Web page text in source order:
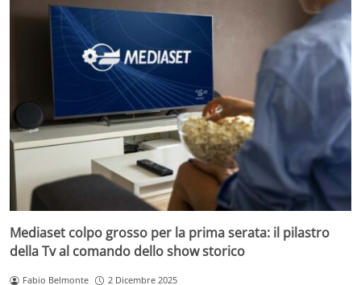
Mediaset colpo grosso per la prima serata: il pilastro
della Tv al comando dello show storico
Fabio Belmonte 2 Dicembre 2025